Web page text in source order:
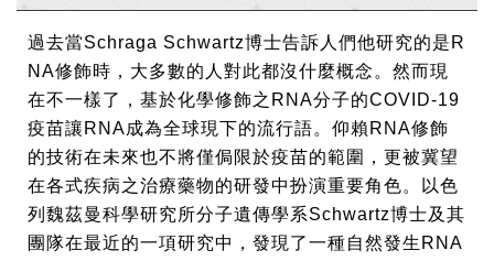
過去當Schraga Schwartz博士告訴人們他研究的是 R
NA修飾時，大多數的人對此都沒什麼概念。然而現
在不一樣了，基於化學修飾之 RNA分子的COVID-19
疫苗讓 RNA成為全球現下的流行語。仰賴 RNA修飾
的技術在未來也不將僅侷限於疫苗的範圍，更被冀望
在各式疾病之治療藥物的研發中扮演重要角色。以色
列魏茲曼科學研究所分子遺傳學系Schwartz博士及其
團隊在最近的一項研究中，發現了一種自然發生 RNA